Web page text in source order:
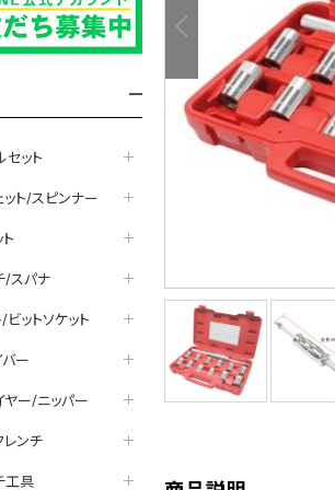
セット
ット/スピンナー
/スパナ
/ビットソケット
バー
ヤー/ニッパー
レンチ
工具